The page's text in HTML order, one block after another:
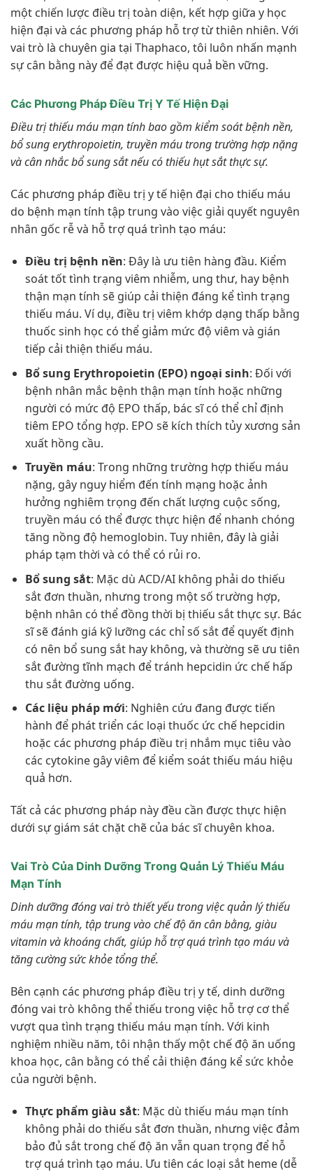
một chiến lược điều trị toàn diện, kết hợp giữa y học
hiện đại và các phương pháp hỗ trợ từ thiên nhiên. Với
vai trò là chuyên gia tại Thaphaco, tôi luôn nhấn mạnh
sự cân bằng này để đạt được hiệu quả bền vững.
Các Phương Pháp Điều Trị Y Tế Hiện Đại
Điều trị thiếu máu mạn tính bao gồm kiểm soát bệnh nền,
bổ sung erythropoietin, truyền máu trong trường hợp nặng
và cân nhắc bổ sung sắt nếu có thiếu hụt sắt thực sự.
Các phương pháp điều trị y tế hiện đại cho thiếu máu
do bệnh mạn tính tập trung vào việc giải quyết nguyên
nhân gốc rễ và hỗ trợ quá trình tạo máu:
Điều trị bệnh nền: Đây là ưu tiên hàng đầu. Kiểm
soát tốt tình trạng viêm nhiễm, ung thư, hay bệnh
thận mạn tính sẽ giúp cải thiện đáng kể tình trạng
thiếu máu. Ví dụ, điều trị viêm khớp dạng thấp bằng
thuốc sinh học có thể giảm mức độ viêm và gián
tiếp cải thiện thiếu máu.
Bổ sung Erythropoietin (EPO) ngoại sinh: Đối với
bệnh nhân mắc bệnh thận mạn tính hoặc những
người có mức độ EPO thấp, bác sĩ có thể chỉ định
tiêm EPO tổng hợp. EPO sẽ kích thích tủy xương sản
xuất hồng cầu.
Truyền máu: Trong những trường hợp thiếu máu
nặng, gây nguy hiểm đến tính mạng hoặc ảnh
hưởng nghiêm trọng đến chất lượng cuộc sống,
truyền máu có thể được thực hiện để nhanh chóng
tăng nồng độ hemoglobin. Tuy nhiên, đây là giải
pháp tạm thời và có thể có rủi ro.
Bổ sung sắt: Mặc dù ACD/AI không phải do thiếu
sắt đơn thuần, nhưng trong một số trường hợp,
bệnh nhân có thể đồng thời bị thiếu sắt thực sự. Bác
sĩ sẽ đánh giá kỹ lưỡng các chỉ số sắt để quyết định
có nên bổ sung sắt hay không, và thường sẽ ưu tiên
sắt đường tĩnh mạch để tránh hepcidin ức chế hấp
thu sắt đường uống.
Các liệu pháp mới: Nghiên cứu đang được tiến
hành để phát triển các loại thuốc ức chế hepcidin
hoặc các phương pháp điều trị nhắm mục tiêu vào
các cytokine gây viêm để kiểm soát thiếu máu hiệu
quả hơn.
Tất cả các phương pháp này đều cần được thực hiện
dưới sự giám sát chặt chẽ của bác sĩ chuyên khoa.
Vai Trò Của Dinh Dưỡng Trong Quản Lý Thiếu Máu
Mạn Tính
Dinh dưỡng đóng vai trò thiết yếu trong việc quản lý thiếu
máu mạn tính, tập trung vào chế độ ăn cân bằng, giàu
vitamin và khoáng chất, giúp hỗ trợ quá trình tạo máu và
tăng cường sức khỏe tổng thể.
Bên cạnh các phương pháp điều trị y tế, dinh dưỡng
đóng vai trò không thể thiếu trong việc hỗ trợ cơ thể
vượt qua tình trạng thiếu máu mạn tính. Với kinh
nghiệm nhiều năm, tôi nhận thấy một chế độ ăn uống
khoa học, cân bằng có thể cải thiện đáng kể sức khỏe
của người bệnh.
Thực phẩm giàu sắt: Mặc dù thiếu máu mạn tính
không phải do thiếu sắt đơn thuần, nhưng việc đảm
bảo đủ sắt trong chế độ ăn vẫn quan trọng để hỗ
trợ quá trình tạo máu. Ưu tiên các loại sắt heme (dễ